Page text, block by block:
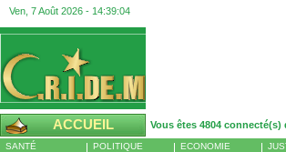
Ven, 7 Août 2026 - 14:39:05
ACCUEIL Vous êtes 4804 connecté(s)
SANTÉ
POLITIQUE
ECONOMIE